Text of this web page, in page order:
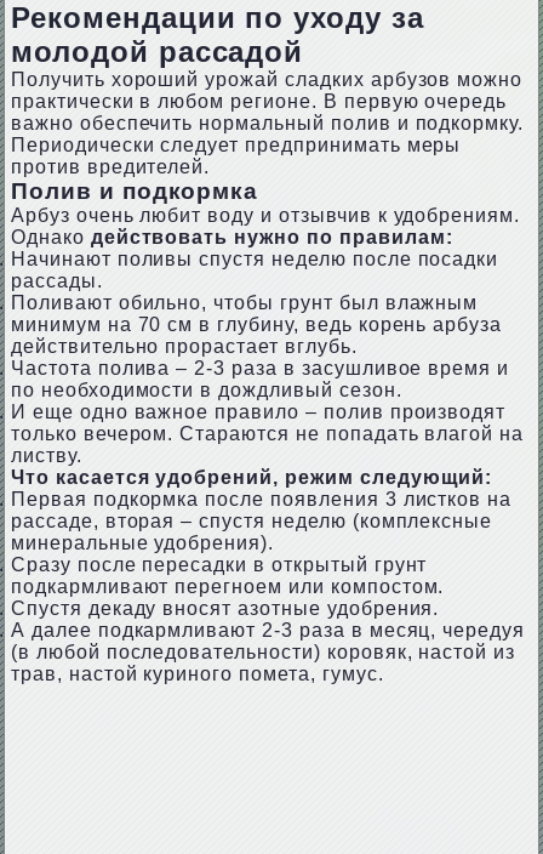
Рекомендации по уходу за
молодой рассадой
Получить хороший урожай сладких арбузов можно
практически в любом регионе. В первую очередь
важно обеспечить нормальный полив и подкормку.
Периодически следует предпринимать меры
против вредителей.
Полив и подкормка
Арбуз очень любит воду и отзывчив к удобрениям.
Однако действовать нужно по правилам:
Начинают поливы спустя неделю после посадки
рассады.
Поливают обильно, чтобы грунт был влажным
минимум на 70 см в глубину, ведь корень арбуза
действительно прорастает вглубь.
Частота полива – 2-3 раза в засушливое время и
по необходимости в дождливый сезон.
И еще одно важное правило – полив производят
только вечером. Стараются не попадать влагой на
листву.
Что касается удобрений, режим следующий:
Первая подкормка после появления 3 листков на
рассаде, вторая – спустя неделю (комплексные
минеральные удобрения).
Сразу после пересадки в открытый грунт
подкармливают перегноем или компостом.
Спустя декаду вносят азотные удобрения.
А далее подкармливают 2-3 раза в месяц, чередуя
(в любой последовательности) коровяк, настой из
трав, настой куриного помета, гумус.